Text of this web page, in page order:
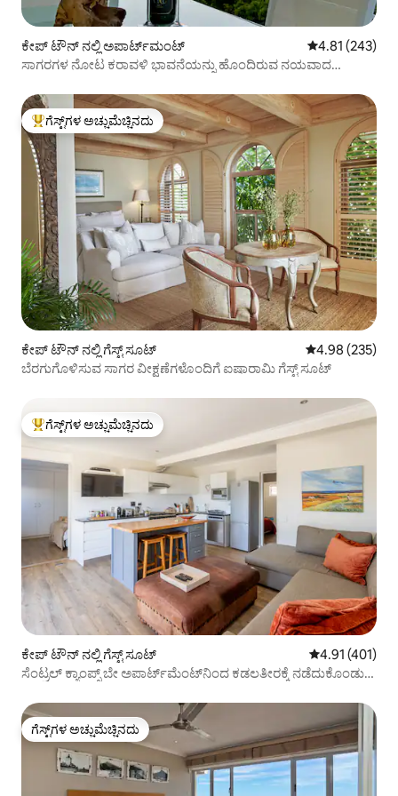
ಕೇಪ್‌ ಟೌನ್ ನಲ್ಲಿ ಅಪಾರ್ಟ್‌ಮಂಟ್ 5 ರಲ್ಲಿ 4.81
4.81 (243)
ಸಾಗರಗಳ ನೋಟ ಕರಾವಳಿ ಭಾವನೆಯನ್ನು ಹೊಂದಿರುವ ನಯವಾದ
ಗೆಸ್ಟ್‌ಗಳಿಗೆ ಅತಿ ಹೆಚ್ಚು ಅಚ್ಚುಮೆಚ್ಚಿನದು
ಗೆಸ್ಟ್‌ಗಳ ಅಚ್ಚುಮೆಚ್ಚಿನದು
ಕೇಪ್‌ ಟೌನ್ ನಲ್ಲಿ ಗೆಸ್ಟ್ ಸೂಟ್ 5 ರಲ್ಲಿ 4.98
4.98 (235)
ಬೆರಗುಗೊಳಿಸುವ ಸಾಗರ ವೀಕ್ಷಣೆಗಳೊಂದಿಗೆ ಐಷಾರಾಮಿ ಗೆಸ್ಟ್ ಸೂಟ್
ಗೆಸ್ಟ್‌ಗಳಿಗೆ ಅತಿ ಹೆಚ್ಚು ಅಚ್ಚುಮೆಚ್ಚಿನದು
ಗೆಸ್ಟ್‌ಗಳ ಅಚ್ಚುಮೆಚ್ಚಿನದು
ಕೇಪ್‌ ಟೌನ್ ನಲ್ಲಿ ಗೆಸ್ಟ್ ಸೂಟ್ 5 ರಲ್ಲಿ 4.91
4.91 (401)
ಸೆಂಟ್ರಲ್ ಕ್ಯಾಂಪ್ಸ್ ಬೇ ಅಪಾರ್ಟ್‌ಮೆಂಟ್‌ನಿಂದ ಕಡಲತೀರಕ್ಕೆ ನಡೆದುಕೊಂಡು
ಗೆಸ್ಟ್‌ಗಳ ಅಚ್ಚುಮೆಚ್ಚಿನದು
ಗೆಸ್ಟ್‌ಗಳ ಅಚ್ಚುಮೆಚ್ಚಿನದು